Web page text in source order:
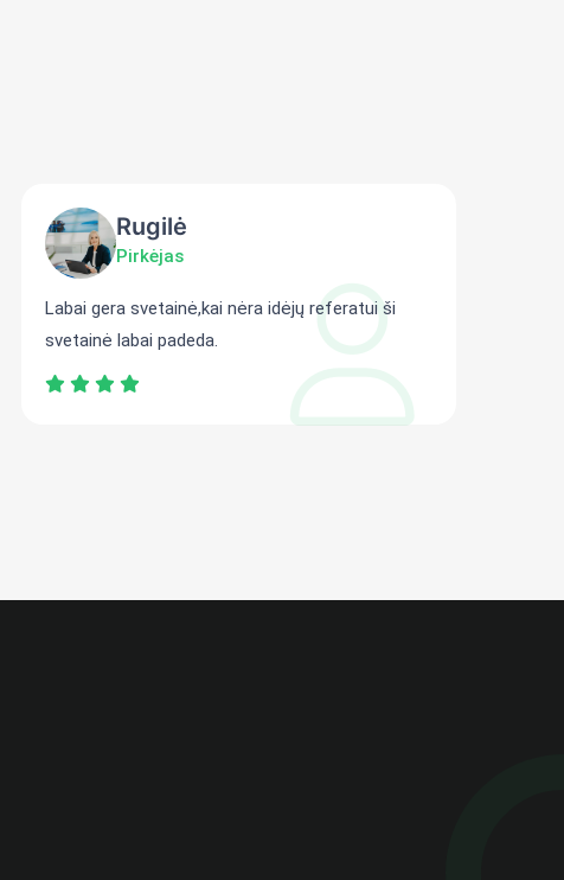
Rugilė
Pirkėjas
Labai gera svetainė,kai nėra idėjų referatui ši
svetainė labai padeda.